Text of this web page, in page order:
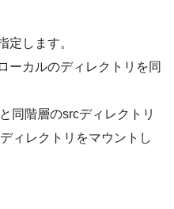
定します。
ーカルのディレクトリを同
同階層のsrcディレクトリ
ィレクトリをマウントし